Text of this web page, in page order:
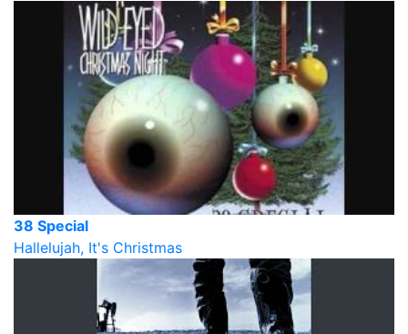
38 Special
Hallelujah, It's Christmas